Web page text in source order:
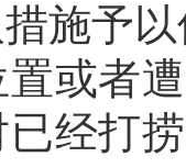
施予
或者
经打